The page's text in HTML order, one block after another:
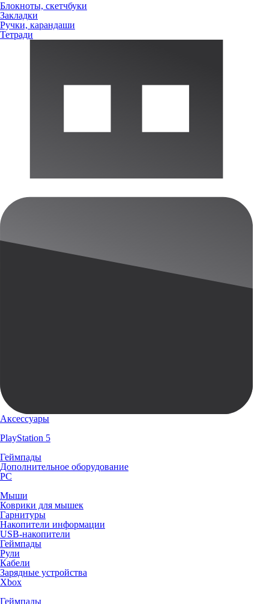
Блокноты, скетчбуки
Закладки
Ручки, карандаши
Тетради
Аксессуары
PlayStation 5
Геймпады
Дополнительное оборудование
PC
Мыши
Коврики для мышек
Гарнитуры
Накопители информации
USB-накопители
Геймпады
Рули
Кабели
Зарядные устройства
Xbox
Геймпады